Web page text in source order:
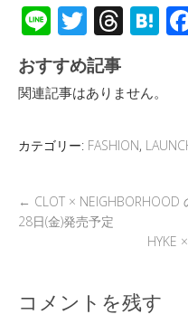
Li
n
e
T
wi
tt
er
T
e
a
d
H
a
おすすめ記事
関連記事はありません。
カテゴリー: FASHION,
← CLOT ×
28日(金)発売予定
HYKE
コメントを残す